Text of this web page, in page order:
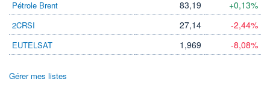
0,00 EUR
DIVIDENDE
-
Non éligible
Pétrole Brent 83,19 +0,13%
2CRSI 27,14 -2,44%
EUTELSAT 1,969 -8,08%
Gérer mes listes